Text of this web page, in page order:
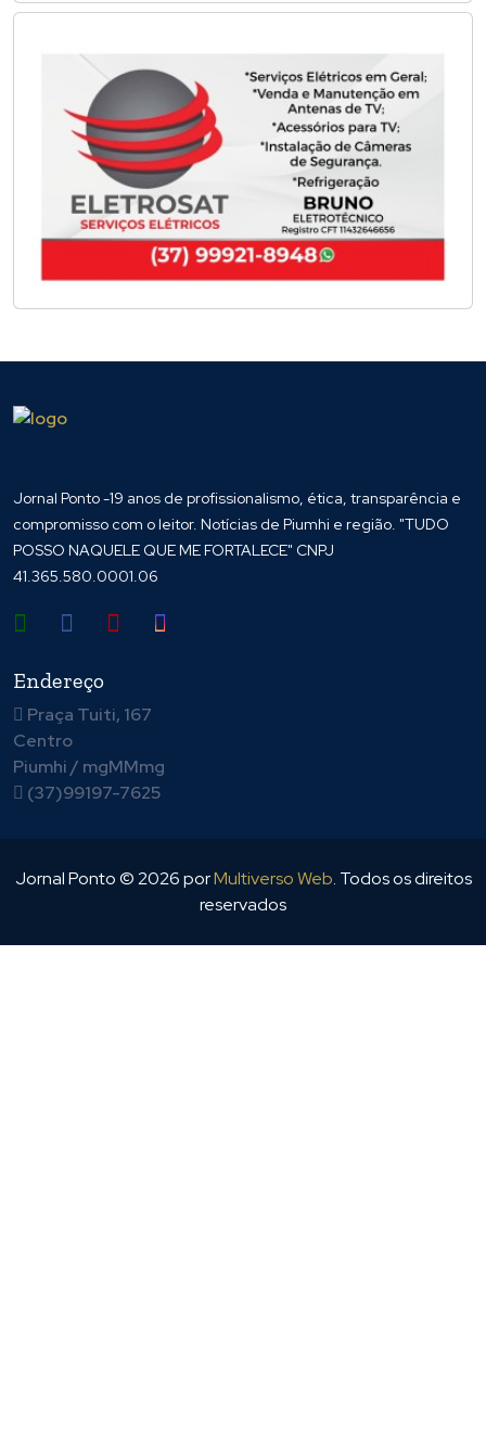
Jornal Ponto -19 anos de profissionalismo, ética, transparência e
compromisso com o leitor. Notícias de Piumhi e região. "TUDO
POSSO NAQUELE QUE ME FORTALECE" CNPJ
41.365.580.0001.06
Endereço
Praça Tuiti, 167
Centro
Piumhi / mgMMmg
(37)99197-7625
Jornal Ponto ©2026porMultiverso Web. Todos os direitos
reservados